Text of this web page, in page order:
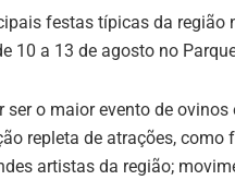
festas típicas da região
10 a 13 de agosto no
ser o maior evento de
repleta de atrações,
artistas da região;